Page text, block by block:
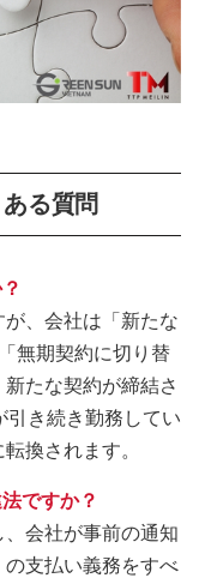
る質問
、会社は「新たな
無期契約に切り替
たな契約が締結さ
引き続き勤務してい
換されます。
ですか？
会社が事前の通知
支払い義務をすべ